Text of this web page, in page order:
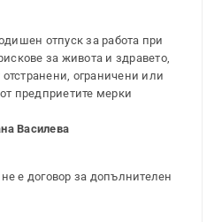
отпуск за работа при
за живота и здравето,
ограничени или
предприетите мерки
Василева
е договор за допълнителен